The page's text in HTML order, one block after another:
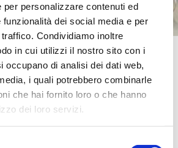
personalizzare contenuti ed
dei social media e per
Condividiamo inoltre
in cui utilizzi il nostro sito con i
occupano di analisi dei dati web,
i quali potrebbero combinarle
che hai fornito loro o che hanno
dei loro servizi.
cervello?
cervello in cartoncino cercando di